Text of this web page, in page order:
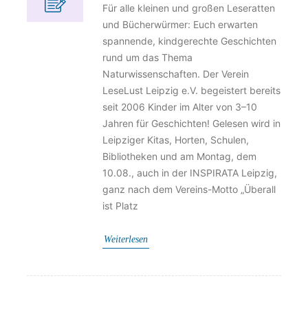
Für alle kleinen und großen Leseratten
und Bücherwürmer: Euch erwarten
spannende, kindgerechte Geschichten
rund um das Thema
Naturwissenschaften. Der Verein
LeseLust Leipzig e.V. begeistert bereits
seit 2006 Kinder im Alter von 3–10
Jahren für Geschichten! Gelesen wird in
Leipziger Kitas, Horten, Schulen,
Bibliotheken und am Montag, dem
10.08., auch in der INSPIRATA Leipzig,
ganz nach dem Vereins-Motto „Überall
ist Platz
Weiterlesen